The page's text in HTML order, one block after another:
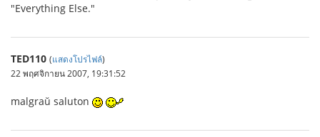
"Everything Else."
TED110 (แสดงโปรไฟล์)
22 พฤศจิกายน 2007, 19:31:52
malgraŭ saluton